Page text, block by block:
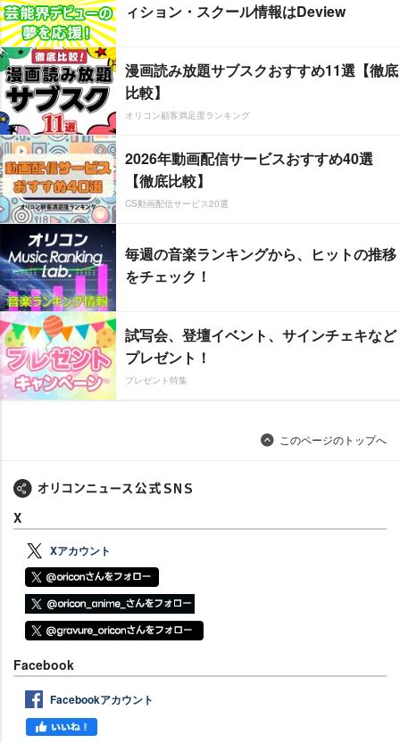
ィション・スクール情報はDeview
漫画読み放題サブスクおすすめ11選【徹底
比較】
オリコン顧客満足度ランキング
2026年動画配信サービスおすすめ40選
【徹底比較】
CS動画配信サービス20選
毎週の音楽ランキングから、ヒットの推移
をチェック！
試写会、登壇イベント、サインチェキなど
プレゼント！
プレゼント特集
このページのトップへ
X
Xアカウント
Facebook
Facebookアカウント